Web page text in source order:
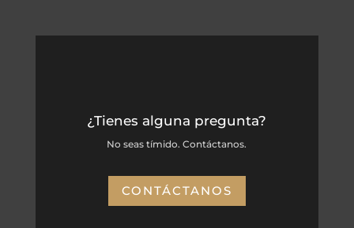
¿Tienes alguna pregunta?
No seas tímido. Contáctanos.
CONTÁCTANOS